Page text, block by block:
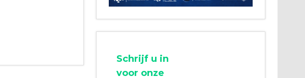
Schrijf u in
voor onze